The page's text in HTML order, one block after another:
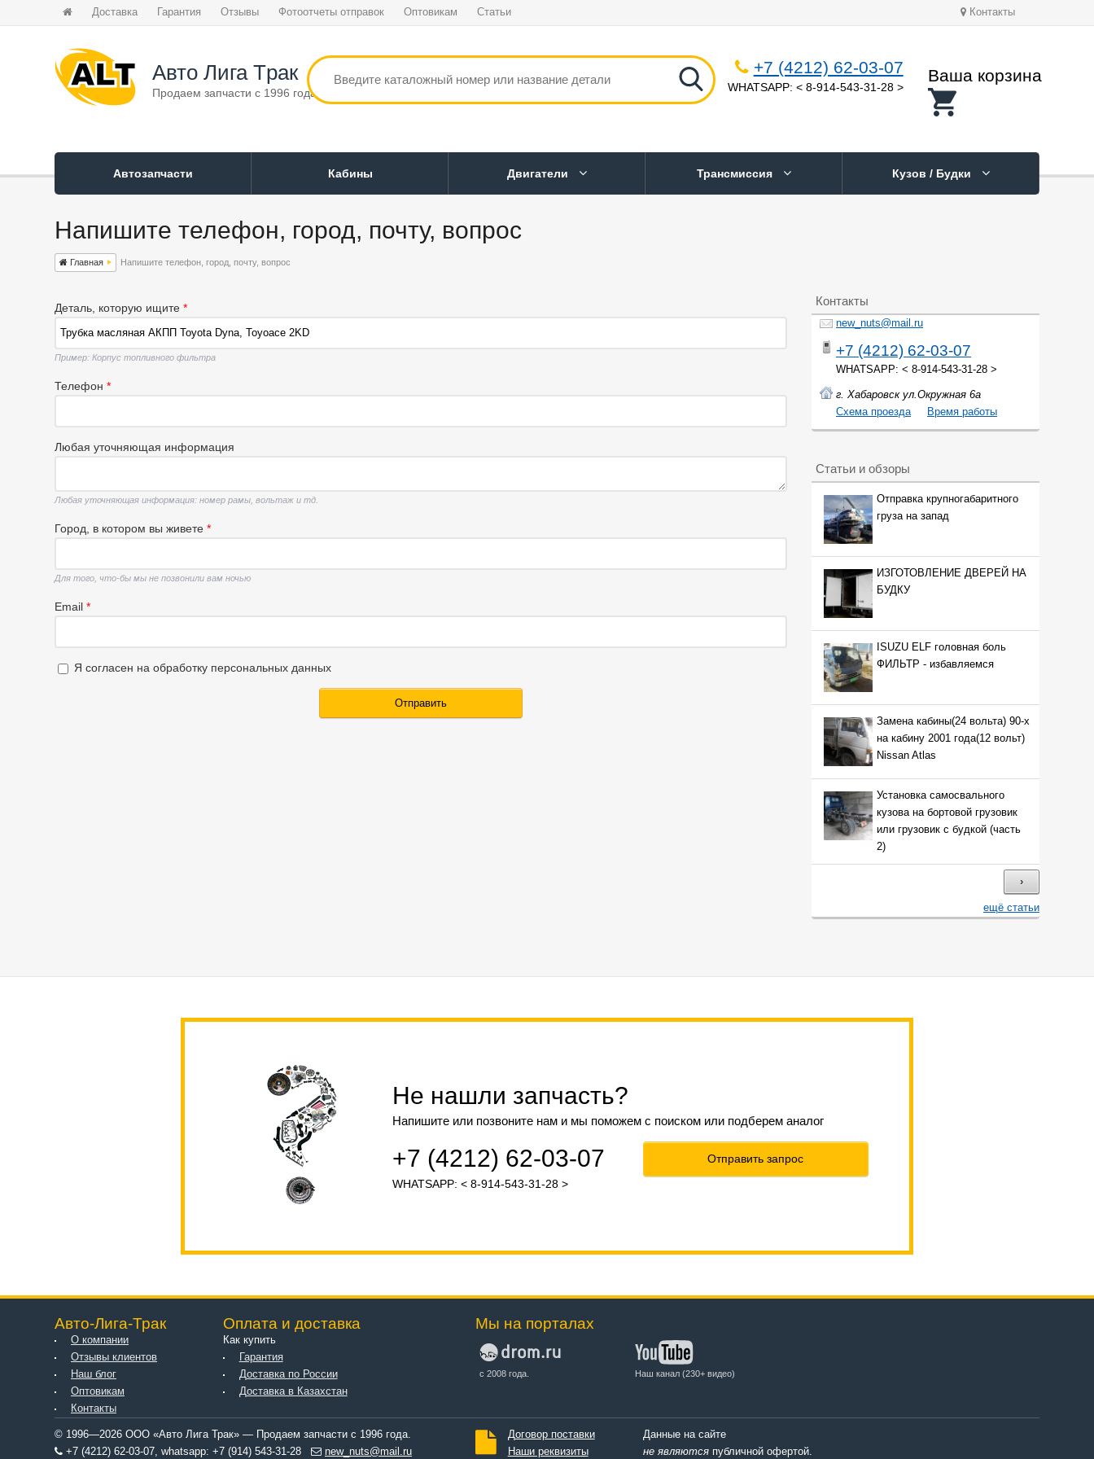
Доставка Гарантия Отзывы Фотоотчеты отправок Оптовикам Статьи Контакты
Авто Лига Tрак
Продаем запчасти с 1996 года
+7 (4212) 62-03-07
WHATSAPP: < 8-914-543-31-28 >
Ваша корзина
Автозапчасти Кабины Двигатели Трансмиссия Кузов / Будки
Напишите телефон, город, почту, вопрос
Главная Напишите телефон, город, почту, вопрос
Деталь, которую ищите *
Пример: Корпус топливного фильтра
Телефон *
Любая уточняющая информация
Любая уточняющая информация: номер рамы, вольтаж и тд.
Город, в котором вы живете *
Для того, что-бы мы не позвонили вам ночью
Email *
Я согласен на обработку персональных данных*
Я согласен на обработку персональных данных
Контакты
new_nuts@mail.ru
+7 (4212) 62-03-07
WHATSAPP: < 8-914-543-31-28 >
г. Хабаровск ул.Окружная 6а
Cхема проезда
Время работы
Статьи и обзоры
Отправка крупногабаритного
груза на запад
ИЗГОТОВЛЕНИЕ ДВЕРЕЙ НА
БУДКУ
ISUZU ELF головная боль
ФИЛЬТР - избавляемся
Замена кабины(24 вольта) 90-х
на кабину 2001 года(12 вольт)
Nissan Atlas
Установка самосвального
кузова на бортовой грузовик
или грузовик с будкой (часть
2)
›
ещё статьи
Не нашли запчасть?
Напишите или позвоните нам и мы поможем с поиском или подберем аналог
+7 (4212) 62-03-07
WHATSAPP: < 8-914-543-31-28 >
Отправить запрос
Авто-Лига-Трак
О компании
Отзывы клиентов
Наш блог
Оптовикам
Контакты
Оплата и доставка
Как купить
Гарантия
Доставка по России
Доставка в Казахстан
Мы на порталах
с 2008 года. Наш канал (230+ видео)
© 1996—2026 ООО «Авто Лига Трак» — Продаем запчасти с 1996 года.
+7 (4212) 62-03-07, whatsapp: +7 (914) 543-31-28
new_nuts@mail.ru
Договор поставки
Наши реквизиты
Данные на сайте
не являются публичной офертой.